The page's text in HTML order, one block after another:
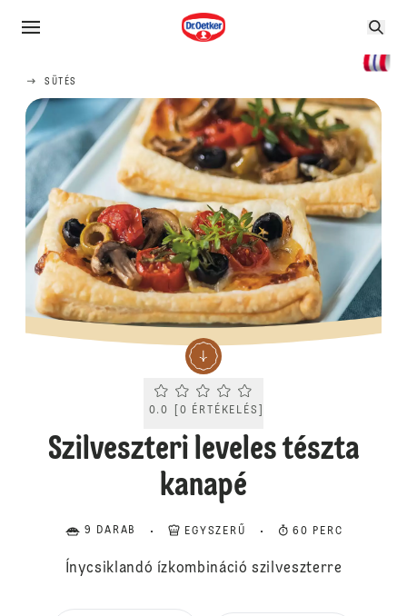
SÜTÉS
Current rating 0.0. Click to rate.
0.0 0 ÉRTÉKELÉS
Szilveszteri leveles tészta
kanapé
9 DARAB EGYSZERŰ 60 PERC
Ínycsiklandó ízkombináció szilveszterre